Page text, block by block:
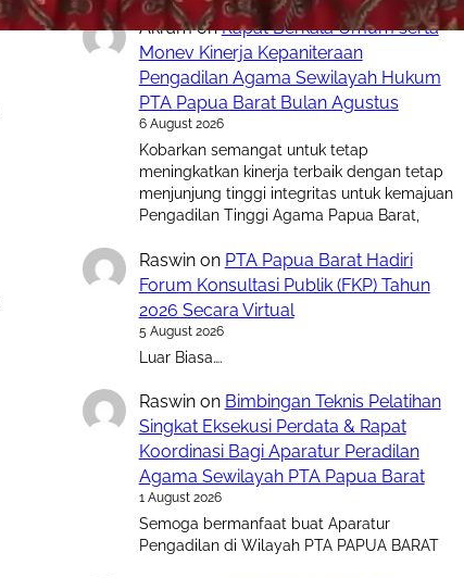
AkramonRapat Berkala Umum serta
Monev Kinerja Kepaniteraan
Pengadilan Agama Sewilayah Hukum
PTA Papua Barat Bulan Agustus
6 August 2026
Kobarkan semangat untuk tetap
meningkatkan kinerja terbaik dengan tetap
menjunjung tinggi integritas untuk kemajuan
Pengadilan Tinggi Agama Papua Barat,
Raswinon PTA Papua Barat Hadiri
Forum Konsultasi Publik (FKP) Tahun
2026 Secara Virtual
5 August 2026
Luar Biasa….
Raswinon Bimbingan Teknis Pelatihan
Singkat Eksekusi Perdata & Rapat
Koordinasi Bagi Aparatur Peradilan
Agama Sewilayah PTA Papua Barat
1 August 2026
Semoga bermanfaat buat Aparatur
Pengadilan di Wilayah PTA PAPUA BARAT